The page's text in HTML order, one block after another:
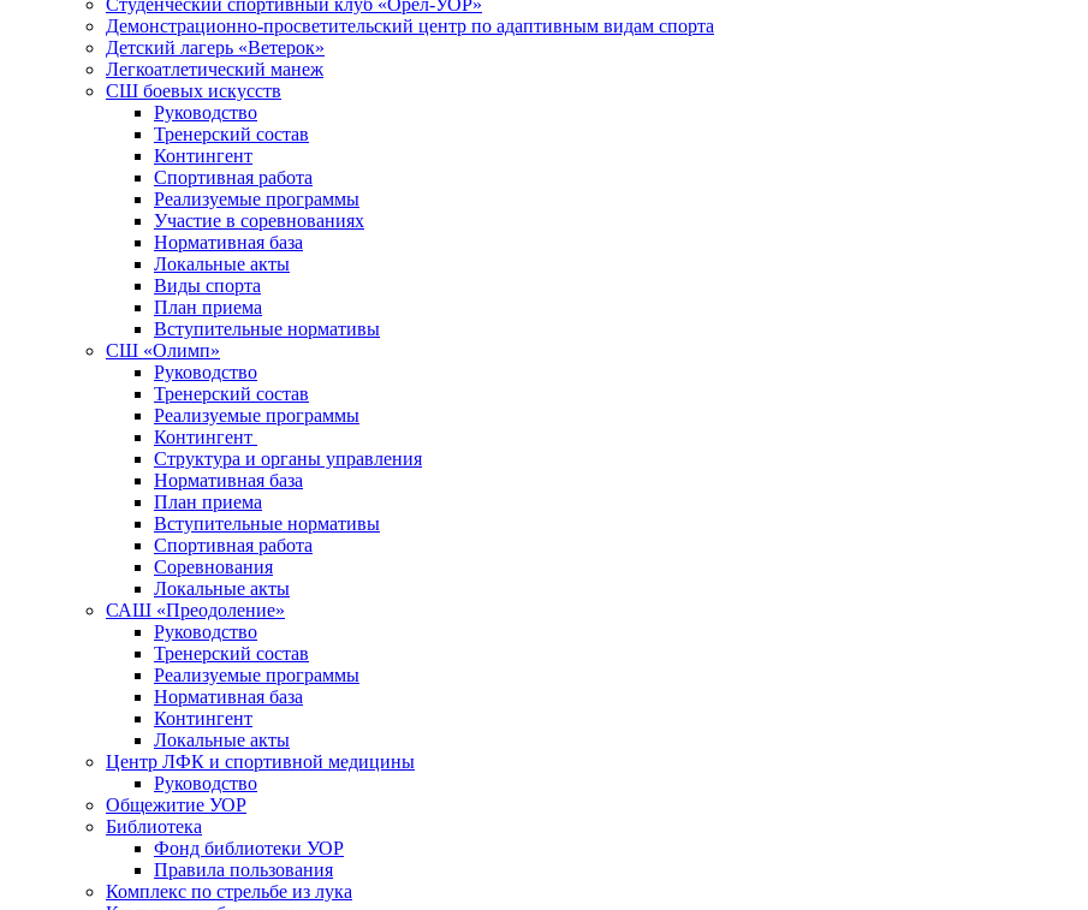
Студенческий спортивный клуб «Орёл-УОР»
Демонстрационно-просветительский центр по адаптивным видам спорта
Детский лагерь «Ветерок»
Легкоатлетический манеж
СШ боевых искусств
Руководство
Тренерский состав
Контингент
Спортивная работа
Реализуемые программы
Участие в соревнованиях
Нормативная база
Локальные акты
Виды спорта
План приема
Вступительные нормативы
СШ «Олимп»
Руководство
Тренерский состав
Реализуемые программы
Контингент
Структура и органы управления
Нормативная база
План приема
Вступительные нормативы
Спортивная работа
Соревнования
Локальные акты
САШ «Преодоление»
Руководство
Тренерский состав
Реализуемые программы
Нормативная база
Контингент
Локальные акты
Центр ЛФК и спортивной медицины
Руководство
Общежитие УОР
Библиотека
Фонд библиотеки УОР
Правила пользования
Комплекс по стрельбе из лука